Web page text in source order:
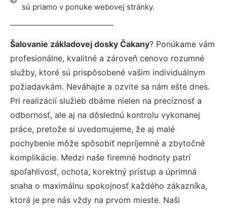
sú priamo v ponuke webovej stránky.
Šalovanie základovej dosky Čakany? Ponúkame vám
profesionálne, kvalitné a zároveň cenovo rozumné
služby, ktoré sú prispôsobené vašim individuálnym
požiadavkám. Neváhajte a ozvite sa nám ešte dnes.
Pri realizácií služieb dbáme nielen na precíznosť a
odbornosť, ale aj na dôslednú kontrolu vykonanej
práce, pretože si uvedomujeme, že aj malé
pochybenie môže spôsobiť nepríjemné a zbytočné
komplikácie. Medzi naše firemné hodnoty patrí
spoľahlivosť, ochota, korektný prístup a úprimná
snaha o maximálnu spokojnosť každého zákazníka,
ktorá je pre nás vždy na prvom mieste. Naši